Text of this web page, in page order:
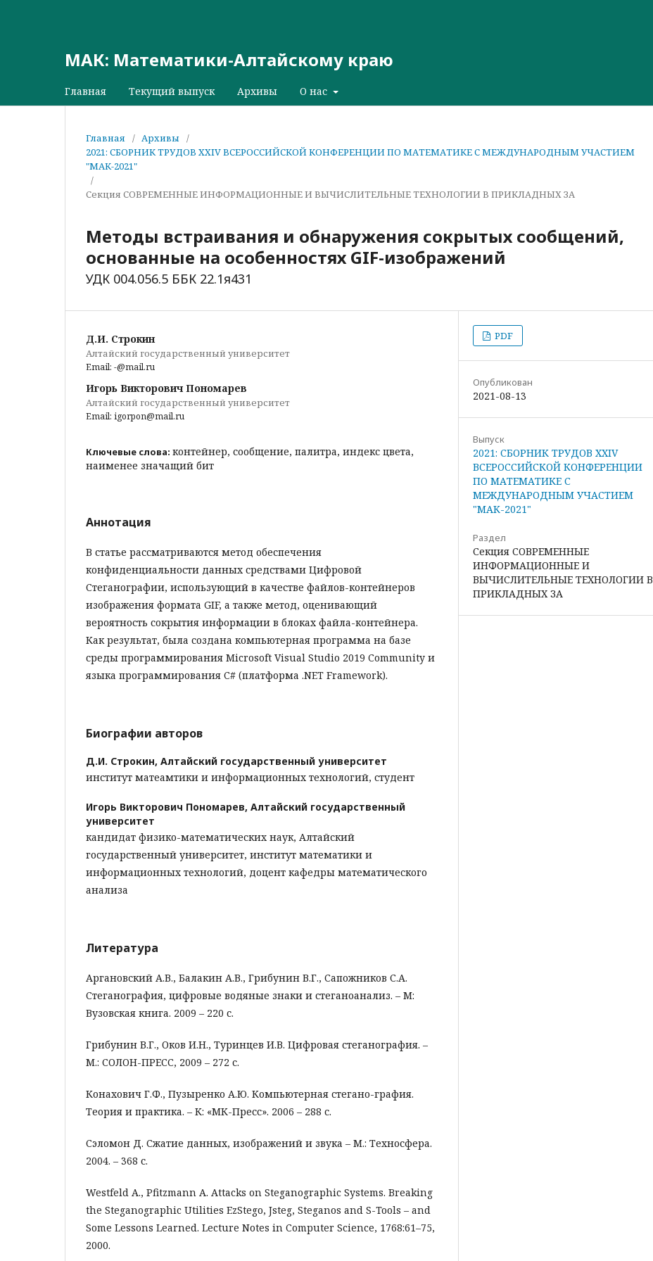
МАК: Математики-Алтайскому краю
Главная Текущий выпуск Архивы О нас
Главная / Архивы
/
2021: СБОРНИК ТРУДОВ XXIV ВСЕРОССИЙСКОЙ КОНФЕРЕНЦИИ ПО МАТЕМАТИКЕ С МЕЖДУНАРОДНЫМ УЧАСТИЕМ
"МАК-2021"
/
Секция СОВРЕМЕННЫЕ ИНФОРМАЦИОННЫЕ И ВЫЧИСЛИТЕЛЬНЫЕ ТЕХНОЛОГИИ В ПРИКЛАДНЫХ ЗА
Методы встраивания и обнаружения сокрытых сообщений,
основанные на особенностях GIF-изображений
УДК 004.056.5 ББК 22.1я431
Д.И. Строкин
Алтайский государственный университет
Email: -@mail.ru
Игорь Викторович Пономарев
Алтайский государственный университет
Email: igorpon@mail.ru
Ключевые слова: контейнер, сообщение, палитра, индекс цвета,
наименее значащий бит
Аннотация
В статье рассматриваются метод обеспечения
конфиденциальности данных средствами Цифровой
Стеганографии, использующий в качестве файлов-контейнеров
изображения формата GIF, а также метод, оценивающий
вероятность сокрытия информации в блоках файла-контейнера.
Как результат, была создана компьютерная программа на базе
среды программирования Microsoft Visual Studio 2019 Community и
языка программирования C# (платформа .NET Framework).
Биографии авторов
Д.И. Строкин, Алтайский государственный университет
институт матеамтики и информационных технологий, студент
Игорь Викторович Пономарев, Алтайский государственный
университет
кандидат физико-математических наук, Алтайский
государственный университет, институт математики и
информационных технологий, доцент кафедры математического
анализа
Литература
Аргановский А.В., Балакин А.В., Грибунин В.Г., Сапожников С.А.
Стеганография, цифровые водяные знаки и стеганоанализ. – М:
Вузовская книга. 2009 – 220 с.
Грибунин В.Г., Оков И.Н., Туринцев И.В. Цифровая стеганография. –
М.: СОЛОН-ПРЕСС, 2009 – 272 с.
Конахович Г.Ф., Пузыренко А.Ю. Компьютерная стегано-графия.
Теория и практика. – К: «МК-Пресс». 2006 – 288 с.
Сэломон Д. Сжатие данных, изображений и звука – М.: Техносфера.
2004. – 368 с.
Westfeld A., Pfitzmann A. Attacks on Steganographic Systems. Breaking
the Steganographic Utilities EzStego, Jsteg, Steganos and S-Tools – and
Some Lessons Learned. Lecture Notes in Computer Science, 1768:61–75,
2000.
PDF
Опубликован
2021-08-13
Выпуск
2021: СБОРНИК ТРУДОВ XXIV
ВСЕРОССИЙСКОЙ КОНФЕРЕНЦИИ
ПО МАТЕМАТИКЕ С
МЕЖДУНАРОДНЫМ УЧАСТИЕМ
"МАК-2021"
Раздел
Секция СОВРЕМЕННЫЕ
ИНФОРМАЦИОННЫЕ И
ВЫЧИСЛИТЕЛЬНЫЕ ТЕХНОЛОГИИ В
ПРИКЛАДНЫХ ЗА